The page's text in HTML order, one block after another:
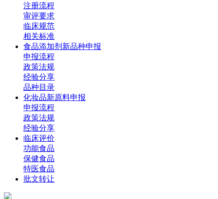
注册流程
审评要求
临床规范
相关标准
食品添加剂新品种申报
申报流程
政策法规
经验分享
品种目录
化妆品新原料申报
申报流程
政策法规
经验分享
临床评价
功能食品
保健食品
特医食品
批文转让